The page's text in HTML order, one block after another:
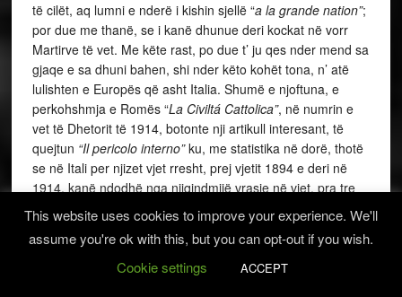
të cilët, aq lumni e nderë i kishin sjellë “a la grande nation”;
por due me thanë, se i kanë dhunue deri kockat në vorr
Martirve të vet. Me këte rast, po due t’ ju qes nder mend sa
gjaqe e sa dhuni bahen, shi nder këto kohët tona, n’ atë
lulishten e Europës që asht Italia. Shumë e njoftuna, e
perkohshmja e Romës “La Civiltá Cattolica”, në numrin e
vet të Dhetorit të 1914, botonte nji artikull interesant, të
quejtun “Il pericolo interno”ku, me statistika në dorë, thotë
se në Itali per njizet vjet rresht, prej vjetit 1894 e deri në
1914, kanë ndodhë nga njiqindmijë vrasje në vjet, pra tre
perqind e popullsisë. Kur, pra, në mjedis nji mbretnije të
qytetnueme si Italia, që asht vendi i bukurisë e i fisnikisë, e
ku ka polici e xhaindarmeri e ushtri e flotë detare, mund të
ndodhin kaq gjaqe e vrasje, atëherë, pse Shqipnisë nuk
This website uses cookies to improve your experience. We'll
assume you're ok with this, but you can opt-out if you wish.
Cookie settings
ACCEPT